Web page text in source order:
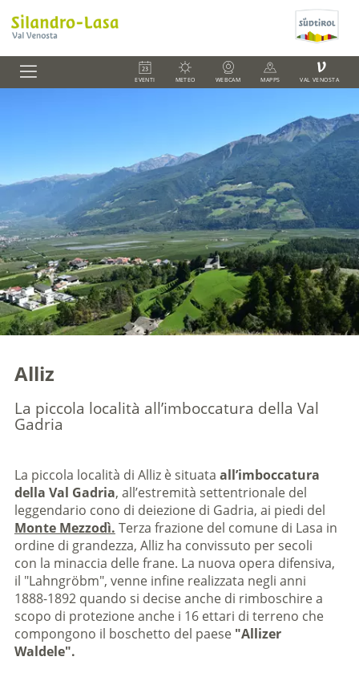
EVENTI METEO WEBCAM MAPPS
V
VAL VENOSTA
Alliz
La piccola località all’imboccatura della Val
Gadria
La piccola località di Alliz è situata all’imboccatura
della Val Gadria, all’estremità settentrionale del
leggendario cono di deiezione di Gadria, ai piedi del
Monte Mezzodì. Terza frazione del comune di Lasa in
ordine di grandezza, Alliz ha convissuto per secoli
con la minaccia delle frane. La nuova opera difensiva,
il "Lahngröbm", venne infine realizzata negli anni
1888-1892 quando si decise anche di rimboschire a
scopo di protezione anche i 16 ettari di terreno che
compongono il boschetto del paese "Allizer
Waldele".